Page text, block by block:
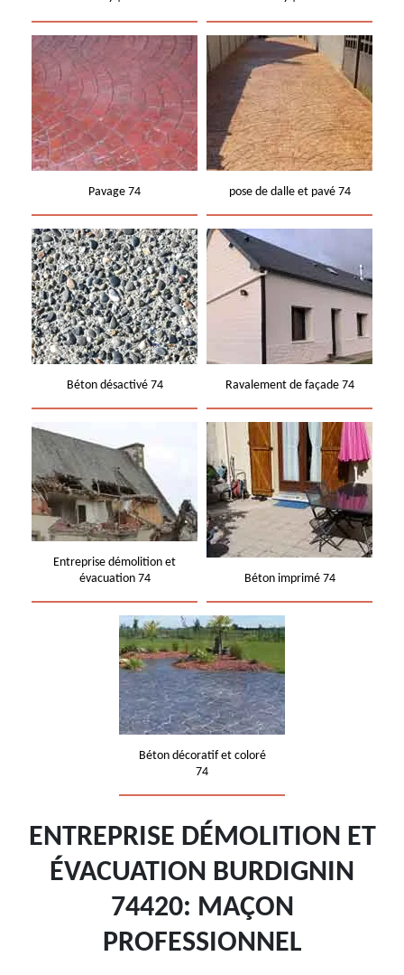
Pavage 74 pose de dalle et pavé 74
Béton désactivé 74 Ravalement de façade 74
Entreprise démolition et
évacuation 74
Béton imprimé 74
Béton décoratif et coloré
74
ENTREPRISE DÉMOLITION ET
ÉVACUATION BURDIGNIN
74420: MAÇON
PROFESSIONNEL